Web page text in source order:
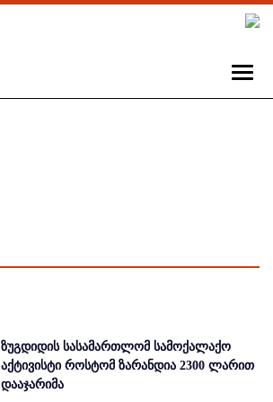
ზუგდიდის სასამართლომ სამოქალაქო
აქტივისტი როსტომ ზარანდია 2300 ლარით
დააჯარიმა